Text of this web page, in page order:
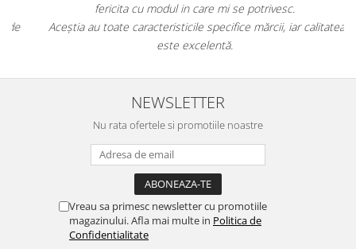
fericita cu modul in care mi se potrivesc.
Aceștia au toate caracteristicile specifice mărcii, iar calitatea
este excelentă.
NEWSLETTER
Nu rata ofertele si promotiile noastre
Vreau sa primesc newsletter cu promotiile
magazinului. Afla mai multe in Politica de
Confidentialitate